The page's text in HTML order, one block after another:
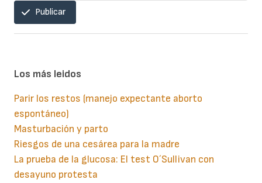
Publicar
Los más leidos
Parir los restos (manejo expectante aborto
espontáneo)
Masturbación y parto
Riesgos de una cesárea para la madre
La prueba de la glucosa: El test O´Sullivan con
desayuno protesta